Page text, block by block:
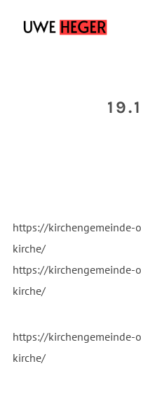
https://
kirche/
https://
kirche/
https://
kirche/